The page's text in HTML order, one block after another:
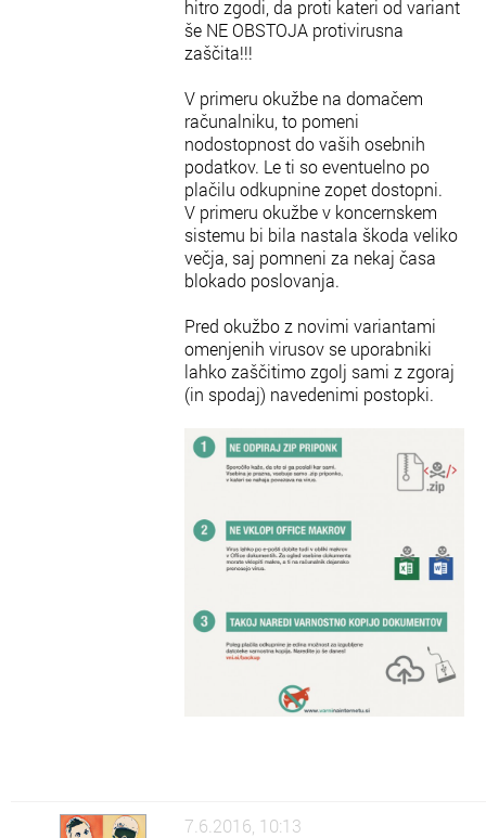
hitro zgodi, da proti kateri od variant
še NE OBSTOJA protivirusna
zaščita!!!
V primeru okužbe na domačem
računalniku, to pomeni
nodostopnost do vaših osebnih
podatkov. Le ti so eventuelno po
plačilu odkupnine zopet dostopni.
V primeru okužbe v koncernskem
sistemu bi bila nastala škoda veliko
večja, saj pomneni za nekaj časa
blokado poslovanja.
Pred okužbo z novimi variantami
omenjenih virusov se uporabniki
lahko zaščitimo zgolj sami z zgoraj
(in spodaj) navedenimi postopki.
7.6.2016, 10:13